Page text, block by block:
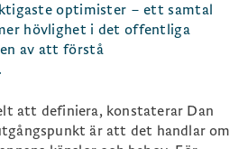
optimister – ett samtal
hövlighet i det offentliga
av att förstå
att definiera, konstaterar Dan
är att det handlar om